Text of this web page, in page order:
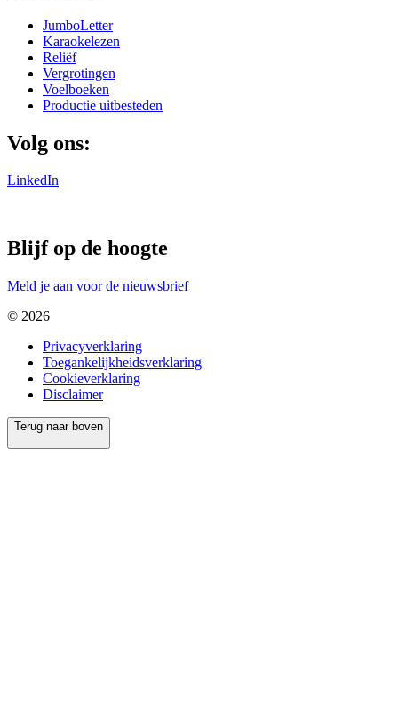
JumboLetter
Karaokelezen
Reliëf
Vergrotingen
Voelboeken
Productie uitbesteden
Volg ons:
LinkedIn
Blijf op de hoogte
Meld je aan voor de nieuwsbrief
© 2026
Privacyverklaring
Toegankelijkheidsverklaring
Cookieverklaring
Disclaimer
Terug naar boven